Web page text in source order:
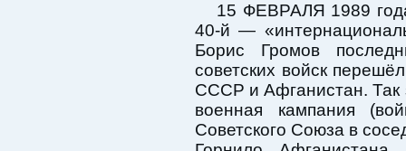
15 ФЕВРАЛЯ 1989
40-й —
Борис Громов
советских войск
СССР и Афганистан. Так
военная кампания
Советского Союза в